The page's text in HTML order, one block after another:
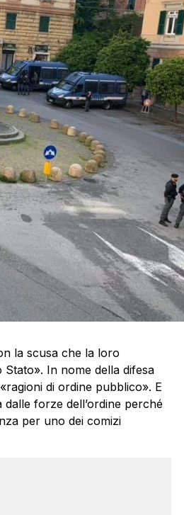
la scusa che la loro
In nome della difesa
di ordine pubblico». E
dalle forze dell’ordine perché
per uno dei comizi